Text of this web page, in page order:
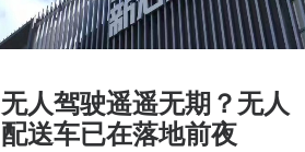
无人驾驶遥遥无期？无人
配送车已在落地前夜